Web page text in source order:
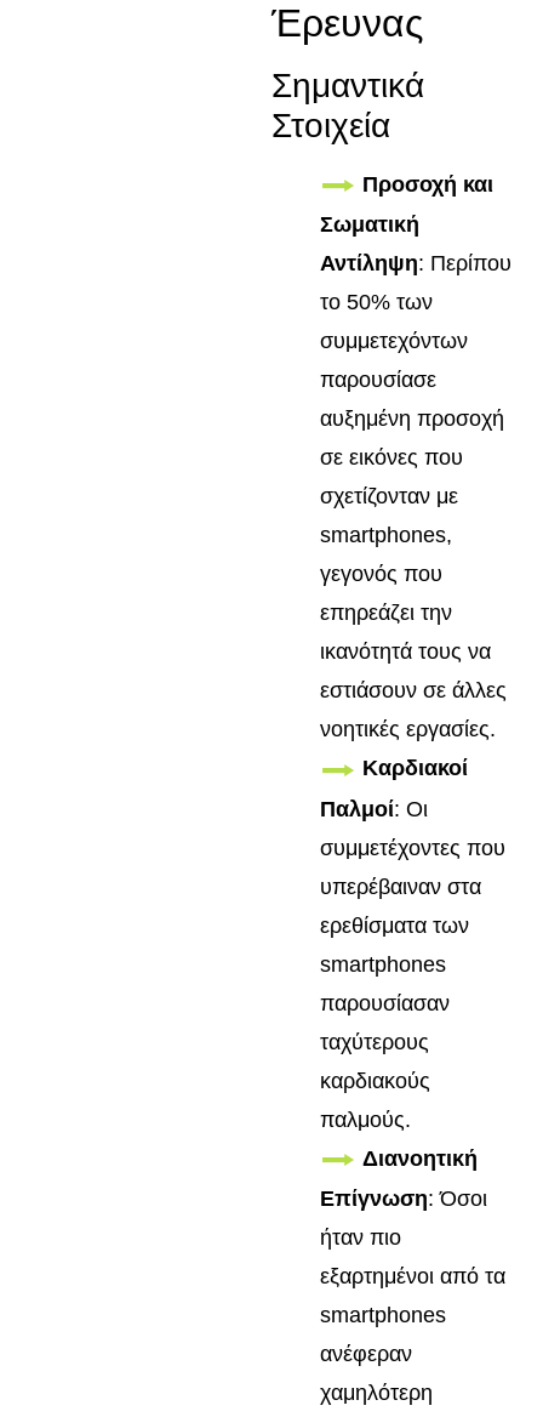
Έρευνας
Σημαντικά
Στοιχεία
Προσοχή και
Σωματική
Αντίληψη: Περίπου
το 50% των
συμμετεχόντων
παρουσίασε
αυξημένη προσοχή
σε εικόνες που
σχετίζονταν με
smartphones,
γεγονός που
επηρεάζει την
ικανότητά τους να
εστιάσουν σε άλλες
νοητικές εργασίες.
Καρδιακοί
Παλμοί: Οι
συμμετέχοντες που
υπερέβαιναν στα
ερεθίσματα των
smartphones
παρουσίασαν
ταχύτερους
καρδιακούς
παλμούς.
Διανοητική
Επίγνωση: Όσοι
ήταν πιο
εξαρτημένοι από τα
smartphones
ανέφεραν
χαμηλότερη